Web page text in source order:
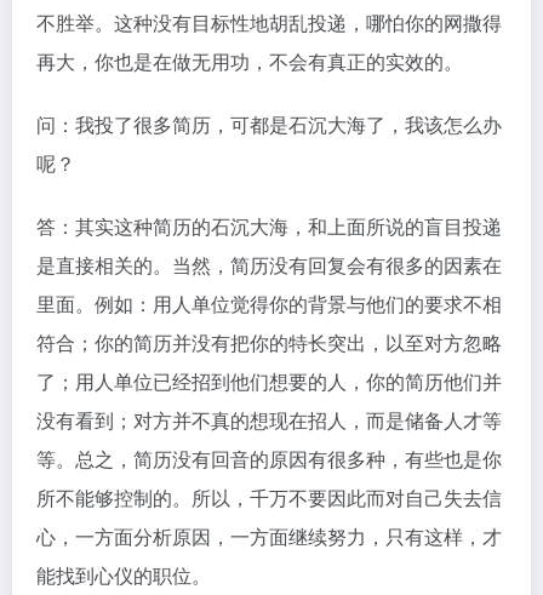
不胜举。这种没有目标性地胡乱投递，哪怕你的网撒得
再大，你也是在做无用功，不会有真正的实效的。
问：我投了很多简历，可都是石沉大海了，我该怎么办
呢？
答：其实这种简历的石沉大海，和上面所说的盲目投递
是直接相关的。当然，简历没有回复会有很多的因素在
里面。例如：用人单位觉得你的背景与他们的要求不相
符合；你的简历并没有把你的特长突出，以至对方忽略
了；用人单位已经招到他们想要的人，你的简历他们并
没有看到；对方并不真的想现在招人，而是储备人才等
等。总之，简历没有回音的原因有很多种，有些也是你
所不能够控制的。所以，千万不要因此而对自己失去信
心，一方面分析原因，一方面继续努力，只有这样，才
能找到心仪的职位。